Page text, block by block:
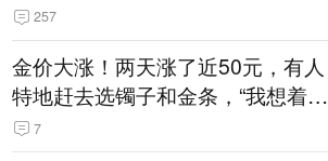
257
金价大涨！两天涨了近50元，有人
特地赶去选镯子和金条，“我想着买
起来可以保值，小批量进一些货”
7